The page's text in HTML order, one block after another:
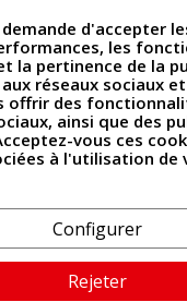
© 2026 - Une création
d'accepter
les
la pertinence de la
réseaux sociaux
offrir des
ainsi que des
vous ces
à l'utilisation de
Configurer
Rejeter